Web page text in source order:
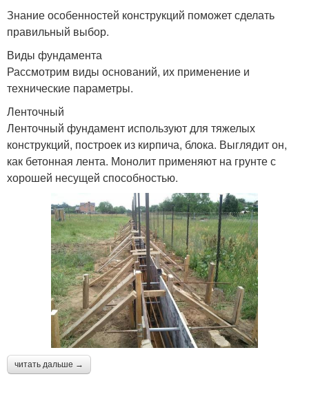
Знание особенностей конструкций поможет сделать
правильный выбор.
Виды фундамента
Рассмотрим виды оснований, их применение и
технические параметры.
Ленточный
Ленточный фундамент используют для тяжелых
конструкций, построек из кирпича, блока. Выглядит он,
как бетонная лента. Монолит применяют на грунте с
хорошей несущей способностью.
читать дальше →